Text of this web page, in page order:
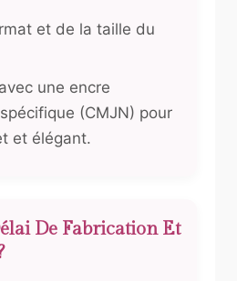
et de la taille du
une encre
(CMJN) pour
et élégant.
De Fabrication Et